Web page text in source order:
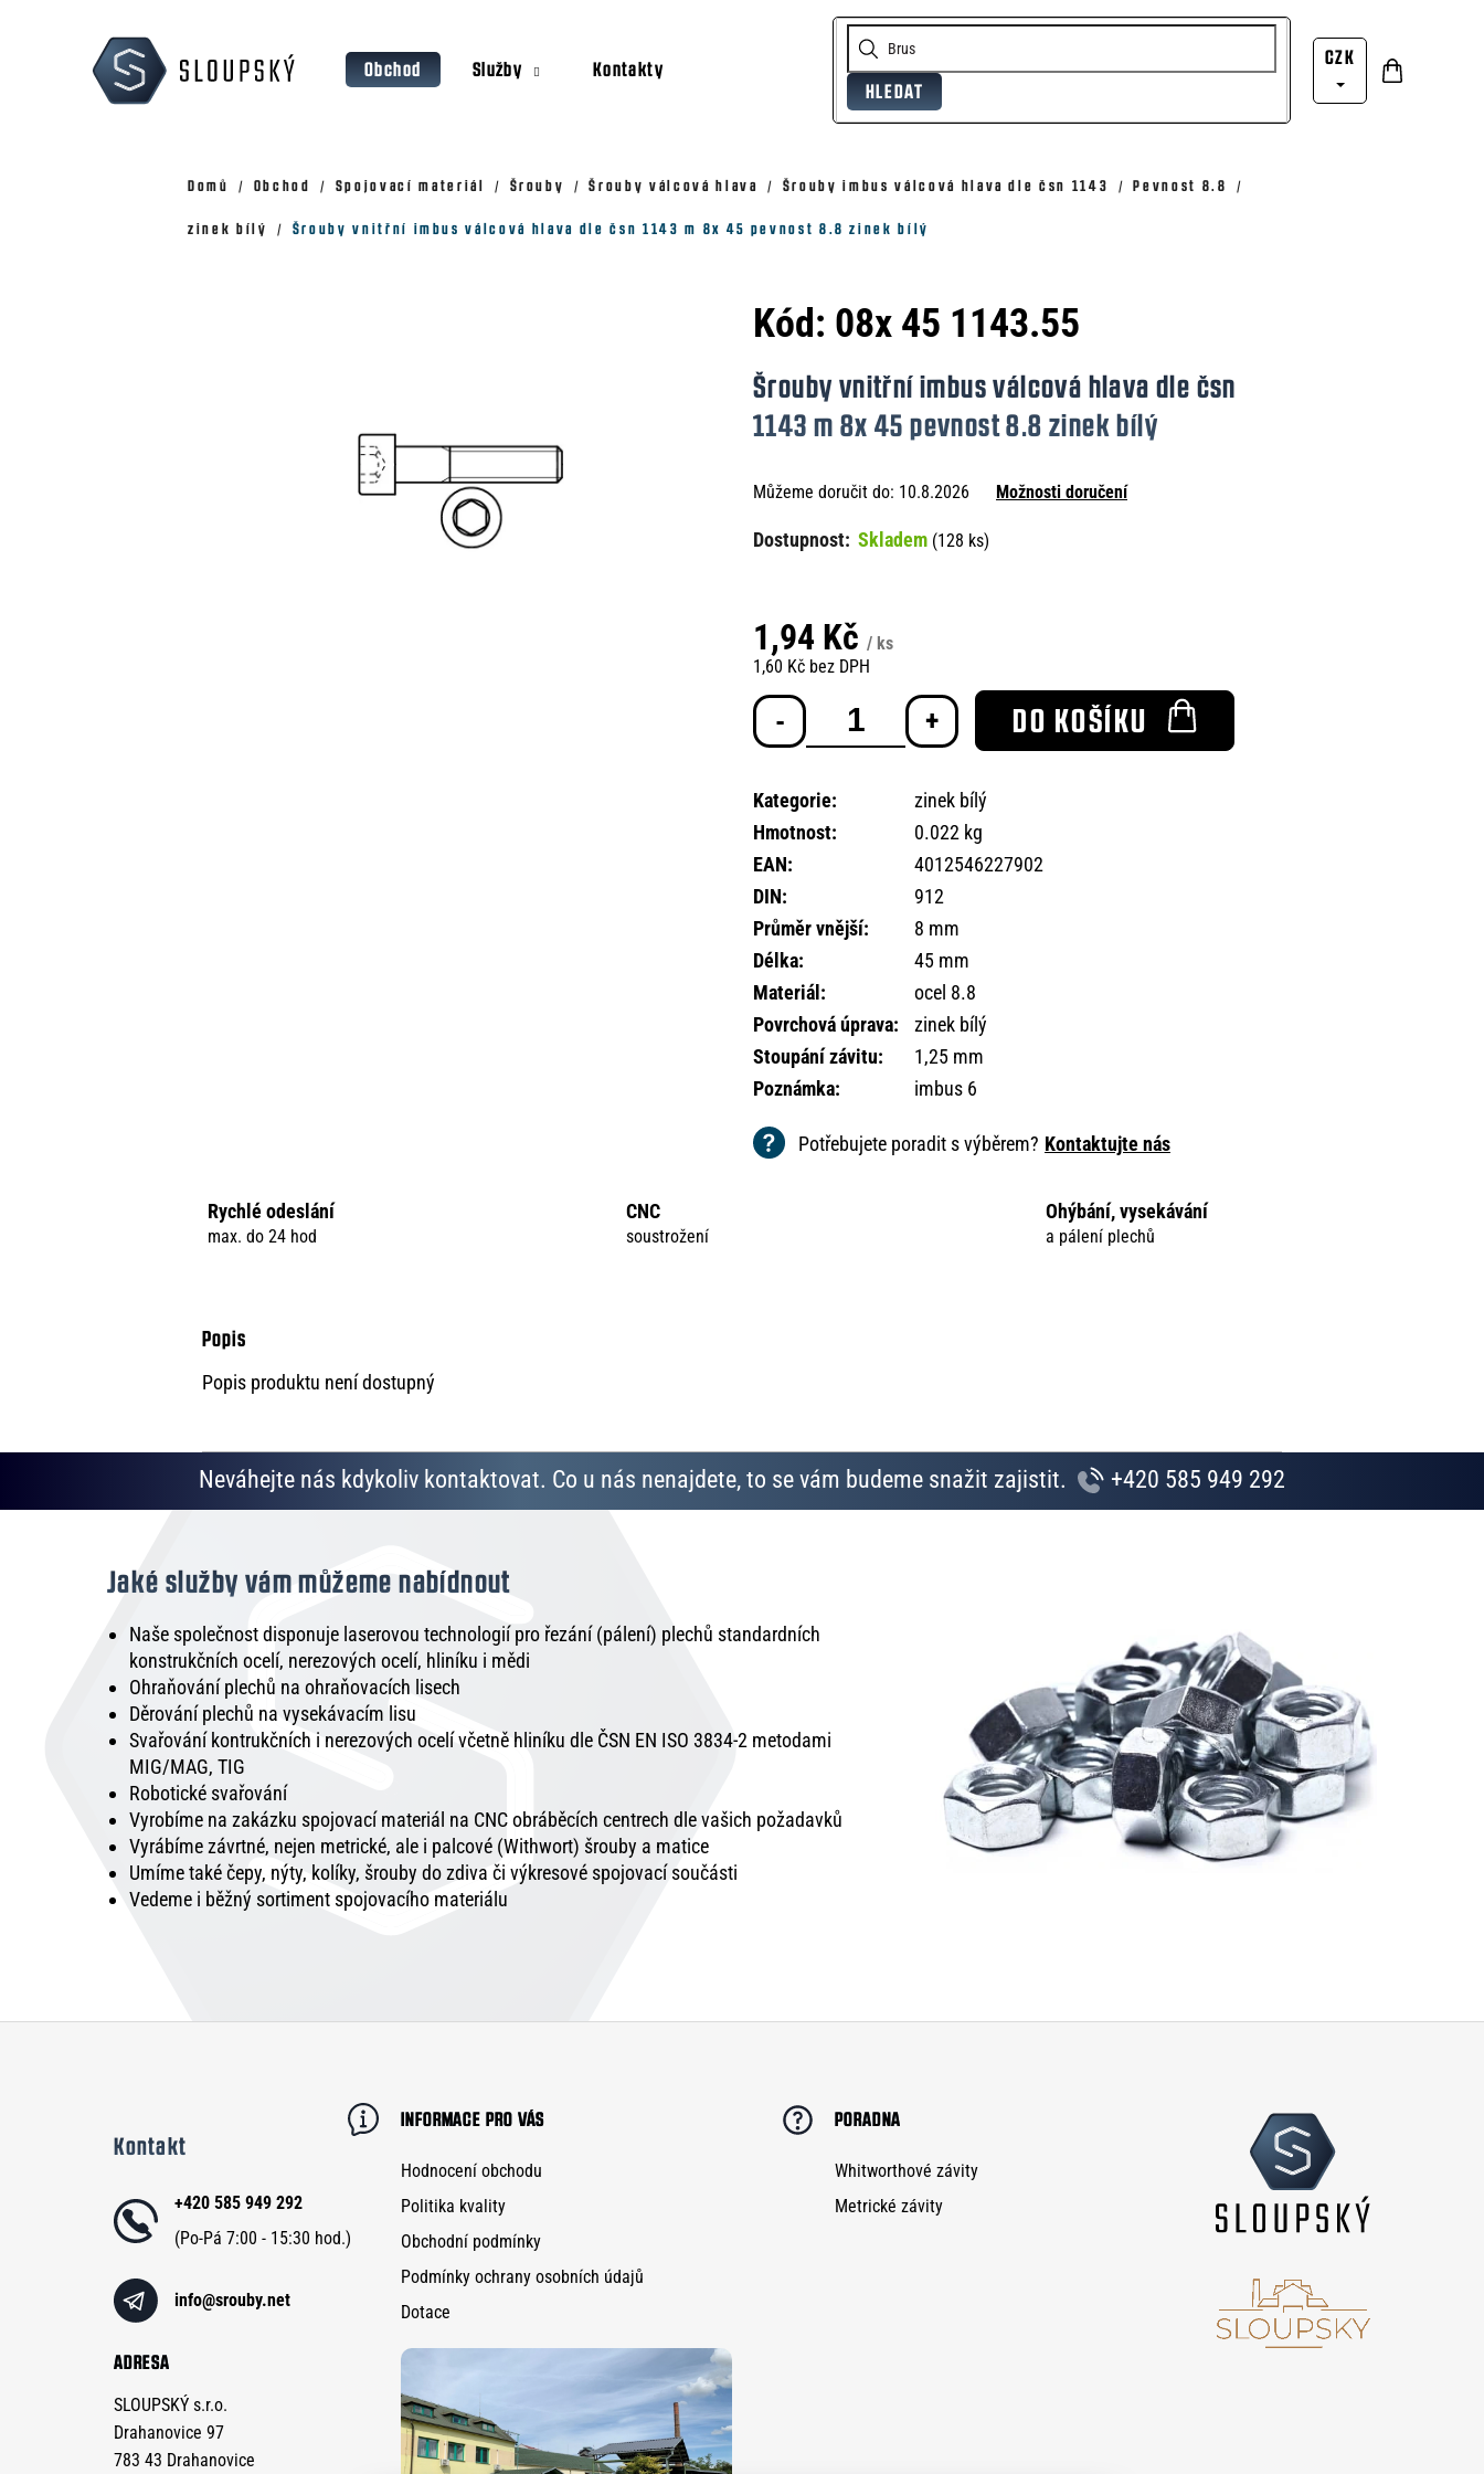
Obchod Služby
Kontakty
HLEDAT
CZK Nákupní
Domů Obchod Spojovací materiál Šrouby Šrouby válcová hlava Šrouby imbus válcová hlava dle čsn 1143 Pevnost 8.8
zinek bílý Šrouby vnitřní imbus válcová hlava dle čsn 1143 m 8x 45 pevnost 8.8 zinek bílý
Kód: 08x 45 1143.55
Šrouby vnitřní imbus válcová hlava dle čsn
1143 m 8x 45 pevnost 8.8 zinek bílý
Můžeme doručit do: 10.8.2026 Možnosti doručení
Skladem (128 ks)
1,94 Kč / ks
1,60 Kč bez DPH
Měrná
cena:
DO KOŠÍKU
Kategorie:
zinek bílý
Hmotnost:
0.022 kg
EAN:
4012546227902
DIN:
912
Průměr vnější:
8 mm
Délka:
45 mm
Materiál :
ocel 8.8
Povrchová úprava:
zinek bílý
Stoupání závitu:
1,25 mm
Poznámka: imbus 6
Potřebujete poradit s výběrem? Kontaktujte nás
Rychlé odeslání
max. do 24 hod
CNC
soustrožení
Ohýbání, vysekávání
a pálení plechů
Popis produktu není dostupný
Zpět
Zpět
Doporučujeme
Neváhejte nás kdykoliv kontaktovat. Co u nás nenajdete, to se vám budeme snažit zajistit. +420 585 949 292
Jaké služby vám můžeme nabídnout
Naše společnost disponuje laserovou technologií pro řezání (pálení) plechů standardních
konstrukčních ocelí, nerezových ocelí, hliníku i mědi
Ohraňování plechů na ohraňovacích lisech
Děrování plechů na vysekávacím lisu
Svařování kontrukčních i nerezových ocelí včetně hliníku dle ČSN EN ISO 3834-2 metodami
MIG/MAG, TIG
Robotické svařování
Vyrobíme na zakázku spojovací materiál na CNC obráběcích centrech dle vašich požadavků
Vyrábíme závrtné, nejen metrické, ale i palcové (Withwort) šrouby a matice
Umíme také čepy, nýty, kolíky, šrouby do zdiva či výkresové spojovací součásti
Vedeme i běžný sortiment spojovacího materiálu
Kontakt
info@srouby.net
+420 585 949 292
ADRESA
SLOUPSKÝ s.r.o.
Drahanovice 97
783 43 Drahanovice
INFORMACE PRO VÁS
Hodnocení obchodu
Politika kvality
Obchodní podmínky
Podmínky ochrany osobních údajů
Dotace
PORADNA
Whitworthové závity
Metrické závity